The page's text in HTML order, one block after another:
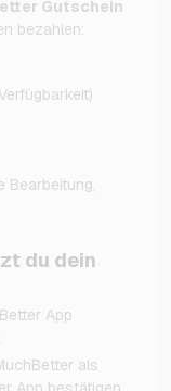
Gutschein
bezahlen:
Bearbeitung,
du dein
App
als